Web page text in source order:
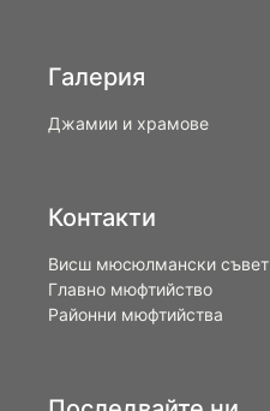
Галерия
Джамии и храмове
Контакти
Висш мюсюлмански съвет
Главно мюфтийство
Районни мюфтийства